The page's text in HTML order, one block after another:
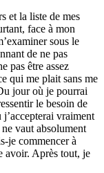
et la liste de mes
face à mon
sous le
de ne pas
pas être assez
qui me plait sans me
jour où je pourrai
le besoin de
vraiment
ne vaut absolument
je commencer à
avoir. Après tout, je